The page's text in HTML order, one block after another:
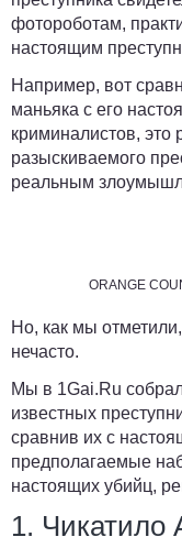
фотороботам,
настоящим
Например, вот
маньяка с его
криминалистов, это
разыскиваемого
реальным
ORANGE
Но, как мы
нечасто.
Мы в 1Gai.Ru
известных
сравнив их с
предполагаемые
настоящих убийц,
1. Чикатило